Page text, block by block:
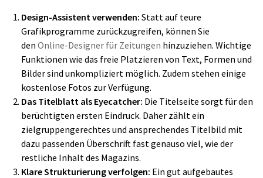
Design-Assistent verwenden: Statt auf teure
Grafikprogramme zurückzugreifen, können Sie
den Online-Designer für Zeitungen hinzuziehen. Wichtige
Funktionen wie das freie Platzieren von Text, Formen und
Bilder sind unkompliziert möglich. Zudem stehen einige
kostenlose Fotos zur Verfügung.
Das Titelblatt als Eyecatcher: Die Titelseite sorgt für den
berüchtigten ersten Eindruck. Daher zählt ein
zielgruppengerechtes und ansprechendes Titelbild mit
dazu passenden Überschrift fast genauso viel, wie der
restliche Inhalt des Magazins.
Klare Strukturierung verfolgen: Ein gut aufgebautes